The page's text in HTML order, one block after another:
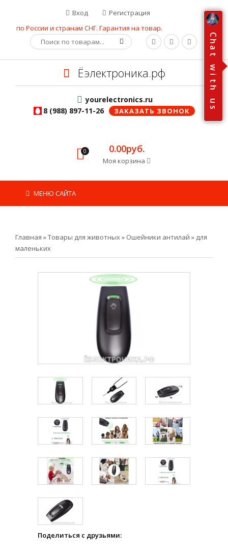
Вход
Регистрация
России и странам СНГ. Гарантия на товар.
Ёэлектроника.рф
yourelectronics.ru
8 (988) 897-11-26
ЗАКАЗАТЬ ЗВОНОК
0 0.00руб.
Моя корзина
МЕНЮ САЙТА
Главная »Товары для животных» Ошейники антилай » для
маленьких
Поделиться с друзьями:
C
h
a
t
w
i
t
h
u
s